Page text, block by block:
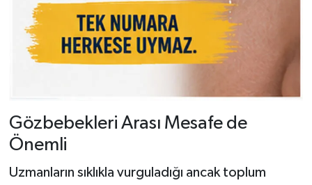
Gözbebekleri Arası Mesafe de
Önemli
Uzmanların sıklıkla vurguladığı ancak toplum